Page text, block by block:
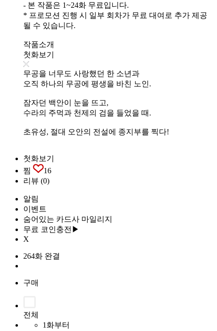
- 본 작품은 1~24화 무료입니다.
* 프로모션 진행 시 일부 회차가 무료 대여로 추가 제공
될 수 있습니다.
작품소개
첫화보기
무공을 너무도 사랑했던 한 소년과
오직 하나의 무공에 평생을 바친 노인.
잠자던 백안이 눈을 뜨고,
수라의 주먹과 천제의 검을 들었을 때.
초유성, 절대 오안의 전설에 종지부를 찍다!
첫화보기
찜
16
리뷰 (0)
알림
이벤트
숨어있는 카드사 마일리지
무료 코인충전▶
X
264화 완결
구매
전체
1화부터